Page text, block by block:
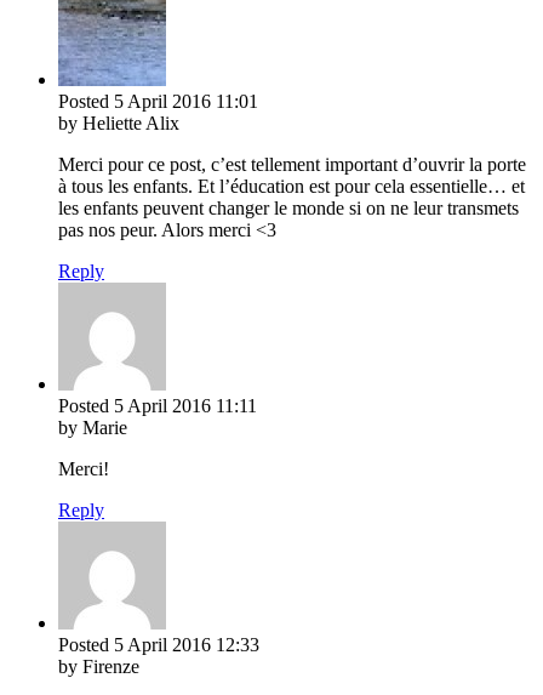
Posted 5 April 2016 11:01
by Heliette Alix
Merci pour ce post, c’est tellement important d’ouvrir la porte
à tous les enfants. Et l’éducation est pour cela essentielle… et
les enfants peuvent changer le monde si on ne leur transmets
pas nos peur. Alors merci <3
Reply
Posted 5 April 2016 11:11
by Marie
Merci!
Reply
Posted 5 April 2016 12:33
by Firenze